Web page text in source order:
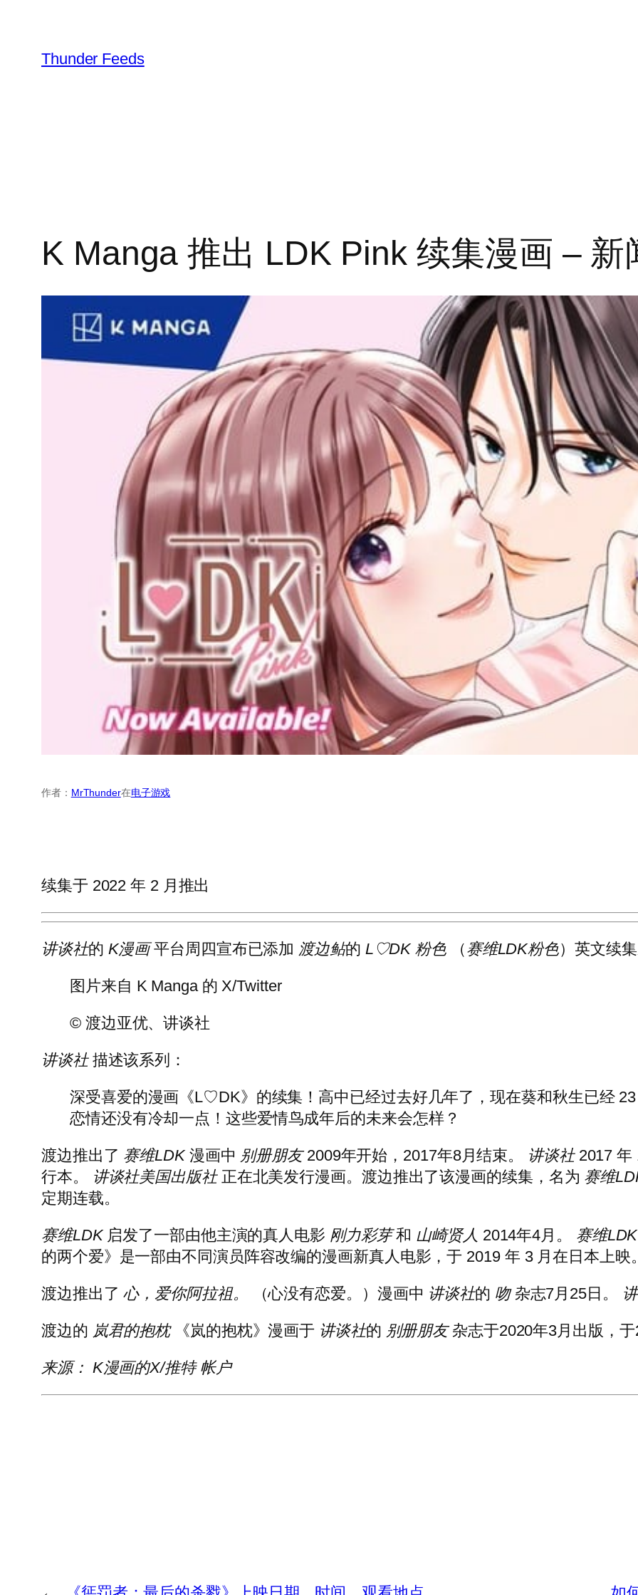
Thunder Feeds
K Manga 推出 LDK Pink 续集漫画 – 新
作者： MrThunder在电子游戏
续集于 2022 年 2 月推出
讲谈社的 K漫画平台周四宣布已添加 渡边鲇的 L♡DK 粉色（赛维LDK粉色）英文续
图片来自 K Manga 的 X/Twitter
© 渡边亚优、讲谈社
讲谈社描述该系列：
深受喜爱的漫画《L♡DK》的续集！高中已经过去好几年了，现在葵和秋生已经
恋情还没有冷却一点！这些爱情鸟成年后的未来会怎样？
渡边推出了 赛维LDK漫画中 别册朋友2009年开始，2017年8月结束。 讲谈社2017 年
行本。 讲谈社美国出版社正在北美发行漫画。渡边推出了该漫画的续集，名为 赛维
定期连载。
赛维LDK启发了一部由他主演的真人电影 刚力彩芽和 山崎贤人 2014年4月。 赛维LDK
的两个爱》是一部由不同演员阵容改编的漫画新真人电影，于 2019 年 3 月在日本上映
渡边推出了心，爱你阿拉祖。 （心没有恋爱。）漫画中 讲谈社的 吻杂志7月25日。
渡边的 岚君的抱枕《岚的抱枕》漫画于 讲谈社的 别册朋友杂志于2020年3月出版，
来源： K漫画的X/推特 帐户